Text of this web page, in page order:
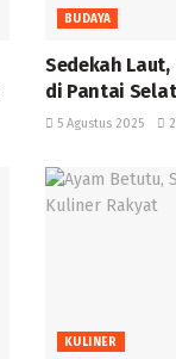
BUDAYA
Sedekah
di Pantai
5 Agustus 2025
KULINER